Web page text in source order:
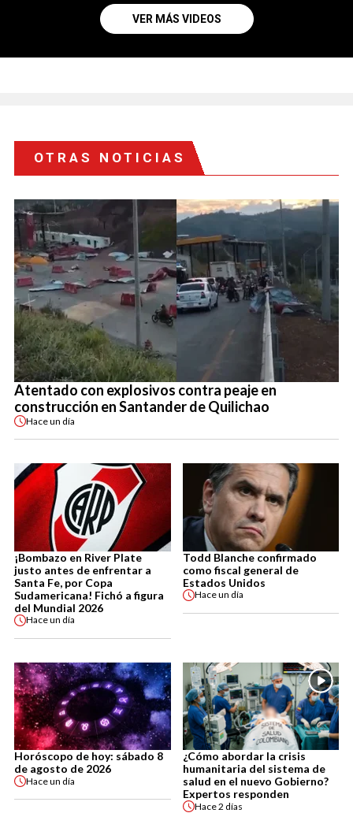
VER MÁS VIDEOS
OTRAS NOTICIAS
Atentado con explosivos contra peaje en
construcción en Santander de Quilichao
Haceun día
¡Bombazo en River Plate
justo antes de enfrentar a
Santa Fe, por Copa
Sudamericana! Fichó a figura
del Mundial 2026
Haceun día
Todd Blanche confirmado
como fiscal general de
Estados Unidos
Haceun día
Horóscopo de hoy: sábado 8
de agosto de 2026
Haceun día
¿Cómo abordar la crisis
humanitaria del sistema de
salud en el nuevo Gobierno?
Expertos responden
Hace2 días